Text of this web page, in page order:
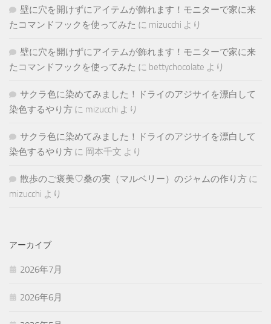
壁に穴を開けずにアイテムが飾れます！モニターで家に来
たコマンドフックを使ってみた に mizucchi より
壁に穴を開けずにアイテムが飾れます！モニターで家に来
たコマンドフックを使ってみた に bettychocolate より
サクラ色に染めてみました！ドライのアジサイを漂白して
染色するやり方 に mizucchi より
サクラ色に染めてみました！ドライのアジサイを漂白して
染色するやり方 に 岡本千文 より
散歩のご褒美♡桑の実（マルベリー）のジャムの作り方 に
mizucchi より
アーカイブ
2026年7月
2026年6月